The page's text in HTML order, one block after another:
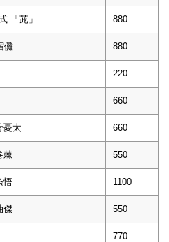
「茈」 880
儺 880
220
660
憂太 660
棘 550
悟 1100
傑 550
770